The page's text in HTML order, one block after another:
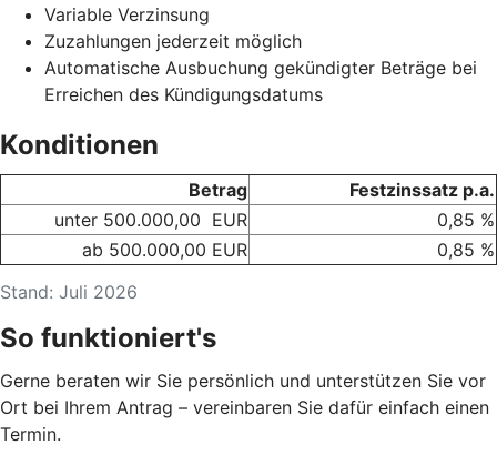
Variable Verzinsung
Zuzahlungen jederzeit möglich
Automatische Ausbuchung gekündigter Beträge bei
Erreichen des Kündigungsdatums
Konditionen
Stand: Juli 2026
Betrag
Festzinssatz p.a.
unter 500.000,00 EUR
0,85 %
ab 500.000,00 EUR
0,85 %
So funktioniert's
Gerne beraten wir Sie persönlich und unterstützen Sie vor
Ort bei Ihrem Antrag – vereinbaren Sie dafür einfach einen
Termin.